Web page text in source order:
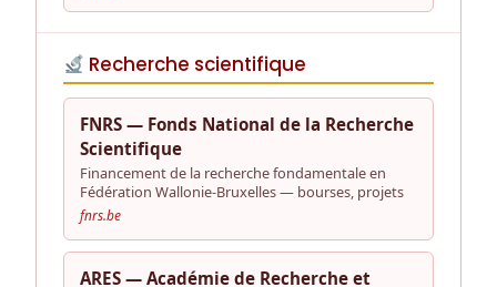
Recherche scientifique
FNRS — Fonds National de la Recherche
Scientifique
Financement de la recherche fondamentale en
Fédération Wallonie-Bruxelles — bourses, projets
fnrs.be
ARES — Académie de Recherche et